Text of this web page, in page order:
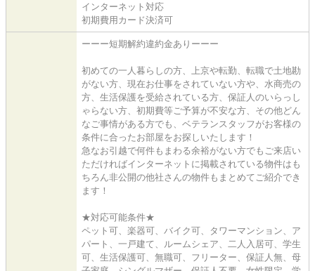
インターネット対応
初期費用カード決済可
ーーー短期解約違約金ありーーー
初めての一人暮らしの方、上京や転勤、転職で土地勘
がない方、現在お仕事をされていない方や、水商売の
方、生活保護を受給されている方、保証人のいらっし
ゃらない方、初期費等ご予算が不安な方、その他どん
なご事情がある方でも、ベテランスタッフがお客様の
条件に合ったお部屋をお探しいたします！
急なお引越で何件もまわる余裕がない方でもご来店い
ただければインターネットに掲載されている物件はも
ちろん非公開の他社さんの物件もまとめてご紹介でき
ます！
★対応可能条件★
ペット可、楽器可、バイク可、タワーマンション、ア
パート、一戸建て、ルームシェア、二人入居可、学生
可、生活保護可、無職可、フリーター、保証人無、母